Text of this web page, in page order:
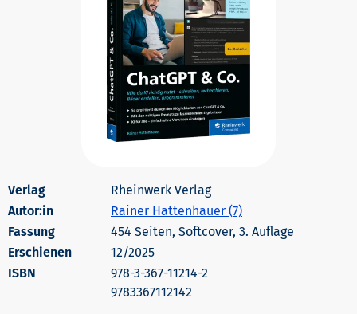
Rheinwerk Verlag
Autor:in
Rainer Hattenhauer (7)
454 Seiten, Softcover, 3. Auflage
Erschienen
12/2025
978-3-367-11214-2
9783367112142